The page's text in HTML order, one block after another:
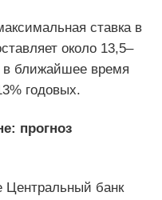
ставка в
около 13,5–
в ближайшее время
годовых.
прогноз
Центральный банк